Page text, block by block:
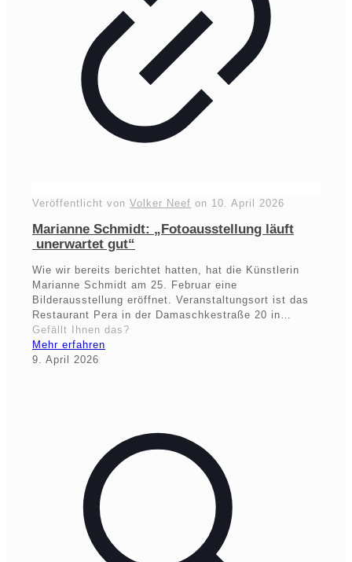
Veröffentlicht von Volker Neef on 10. April 2026
Marianne Schmidt: „Fotoausstellung läuft
unerwartet gut“
Wie wir bereits berichtet hatten, hat die Künstlerin
Marianne Schmidt am 25. Februar eine
Bilderausstellung eröffnet. Veranstaltungsort ist das
Restaurant Pera in der Damaschkestraße 20 in…
Gefällt Ihnen das?
Mehr erfahren
9. April 2026